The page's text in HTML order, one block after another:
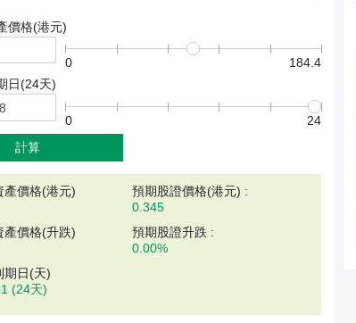
價格(港元)
0
184.4
日(24天)
0
24
計算
產價格(港元)
預期股證價格(港元) :
0.345
產價格(升跌)
預期股證升跌 :
0.00%
期日(天)
(24天)